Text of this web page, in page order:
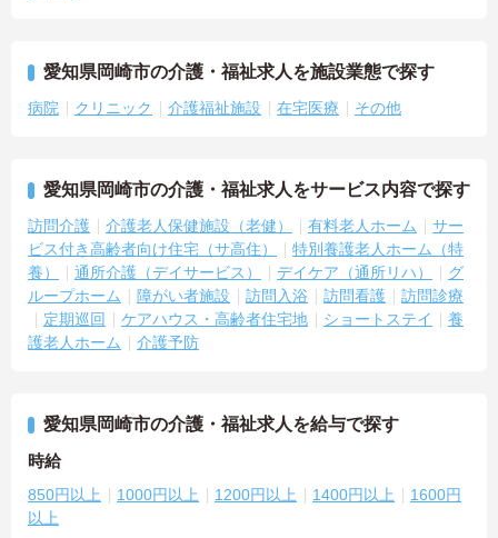
愛知県岡崎市の介護・福祉求人を施設業態で探す
病院 クリニック 介護福祉施設 在宅医療 その他
愛知県岡崎市の介護・福祉求人をサービス内容で探す
訪問介護 介護老人保健施設（老健） 有料老人ホーム
サー
ビス付き高齢者向け住宅（サ高住）
特別養護老人ホーム（特
養）
通所介護（デイサービス） デイケア（通所リハ）
グ
ループホーム
障がい者施設 訪問入浴 訪問看護
訪問診療
定期巡回
ケアハウス・高齢者住宅地 ショートステイ
養
護老人ホーム
介護予防
愛知県岡崎市の介護・福祉求人を給与で探す
時給
850円以上 1000円以上 1200円以上 1400円以上
1600円
以上